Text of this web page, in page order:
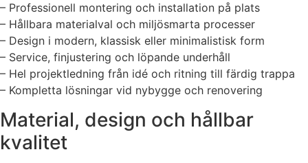
– Professionell montering och installation på plats
– Hållbara materialval och miljösmarta processer
– Design i modern, klassisk eller minimalistisk form
– Service, finjustering och löpande underhåll
– Hel projektledning från idé och ritning till färdig trappa
– Kompletta lösningar vid nybygge och renovering
Material, design och hållbar
kvalitet